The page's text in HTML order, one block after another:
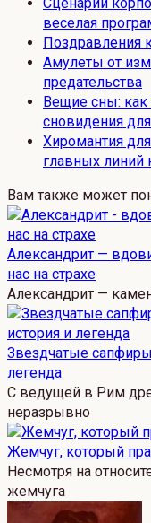
веселая
Поздравления
Амулеты от
предательства
Вещие сны: как
сновидения
Хиромантия
главных линий
Вам также может
Александрит —
нас на страхе
Александрит —
Звездчатые сапфиры
легенда
С ведущей в Рим
неразрывно
Жемчуг, который
Несмотря на
жемчуга